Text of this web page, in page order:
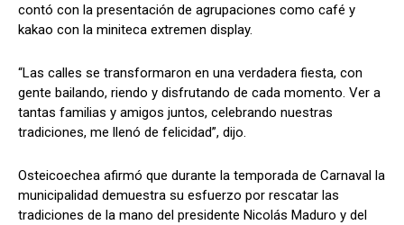
contó con la presentación de agrupaciones como café y
kakao con la miniteca extremen display.
“Las calles se transformaron en una verdadera fiesta, con
gente bailando, riendo y disfrutando de cada momento. Ver a
tantas familias y amigos juntos, celebrando nuestras
tradiciones, me llenó de felicidad”, dijo.
Osteicoechea afirmó que durante la temporada de Carnaval la
municipalidad demuestra su esfuerzo por rescatar las
tradiciones de la mano del presidente Nicolás Maduro y del